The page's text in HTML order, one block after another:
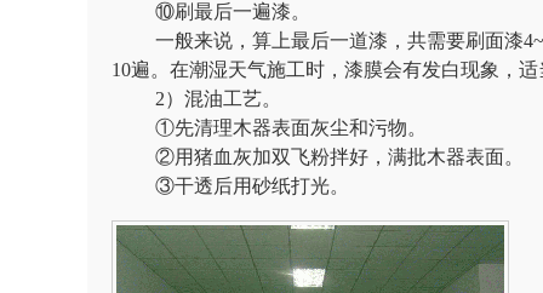
⑩刷最后一遍漆。
一般来说，算上最后一道漆，共需要刷面漆
10遍。在潮湿天气施工时，漆膜会有发白现象，
2）混油工艺。
①先清理木器表面灰尘和污物。
②用猪血灰加双飞粉拌好，满批木器表面。
③干透后用砂纸打光。